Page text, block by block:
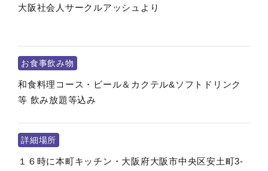
大阪社会人サークルアッシュより
お食事飲み物
和食料理コース・ビール＆カクテル&ソフトドリンク
等 飲み放題等込み
詳細場所
１６時に本町キッチン・大阪府大阪市中央区安土町3-